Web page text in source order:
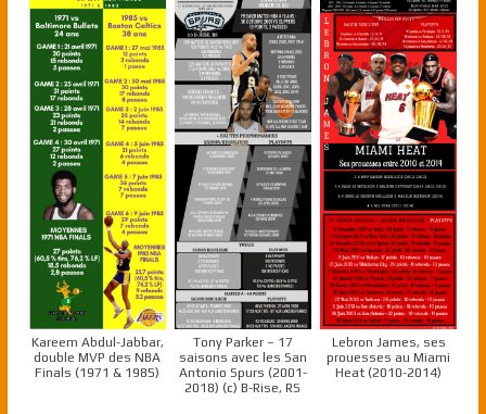
Kareem Abdul-Jabbar,
double MVP des NBA
Finals (1971 & 1985)
Tony Parker – 17
saisons avec les San
Antonio Spurs (2001-
2018) (c) B-Rise, RS
Lebron James, ses
prouesses au Miami
Heat (2010-2014)